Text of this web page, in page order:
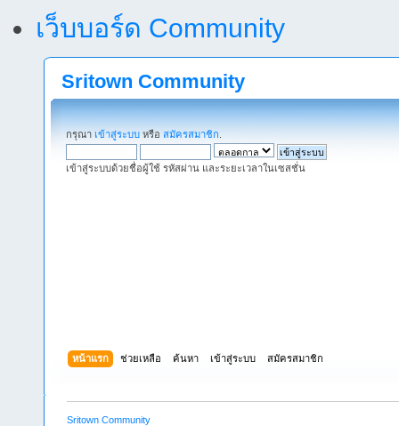
เว็บบอร์ด Community
Sritown Community
กรุณา เข้าสู่ระบบ หรือ สมัครสมาชิก
เข้าสู่ระบบด้วยชื่อผู้ใช้ รหัสผ่าน และระยะเวลาในเซสชั่น
หน้าแรก ช่วยเหลือ ค้นหา เข้าสู่ระบบ สมัครสมาชิก
Sritown Community